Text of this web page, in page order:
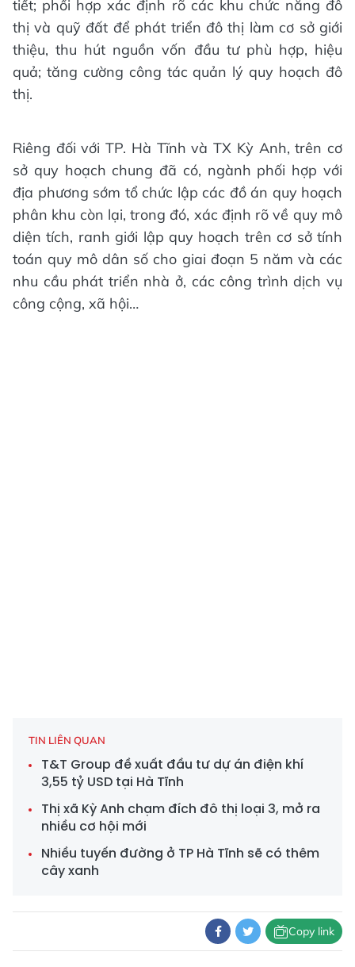
tiết; phối hợp xác định rõ các khu chức năng đô
thị và quỹ đất để phát triển đô thị làm cơ sở giới
thiệu, thu hút nguồn vốn đầu tư phù hợp, hiệu
quả; tăng cường công tác quản lý quy hoạch đô
thị.
Riêng đối với TP. Hà Tĩnh và TX Kỳ Anh, trên cơ
sở quy hoạch chung đã có, ngành phối hợp với
địa phương sớm tổ chức lập các đồ án quy hoạch
phân khu còn lại, trong đó, xác định rõ về quy mô
diện tích, ranh giới lập quy hoạch trên cơ sở tính
toán quy mô dân số cho giai đoạn 5 năm và các
nhu cầu phát triển nhà ở, các công trình dịch vụ
công cộng, xã hội…
TIN LIÊN QUAN
T&T Group đề xuất đầu tư dự án điện khí
3,55 tỷ USD tại Hà Tĩnh
Thị xã Kỳ Anh chạm đích đô thị loại 3, mở ra
nhiều cơ hội mới
Nhiều tuyến đường ở TP Hà Tĩnh sẽ có thêm
cây xanh
Copy link